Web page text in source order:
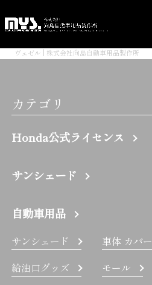
ヴェゼル | 株式会社向島自動車用品製作所
カテゴリ
Honda公式ライセンス
サンシェード
自動車用品
サンシェード 車体 カバー
給油口グッズ
モール